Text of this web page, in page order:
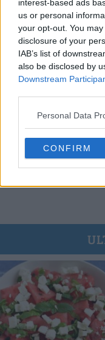
interest-based ads
us or personal
your opt-out. You
disclosure of your
IAB’s list of
also be disclosed by
Downstream
Personal Data
CONFIRM